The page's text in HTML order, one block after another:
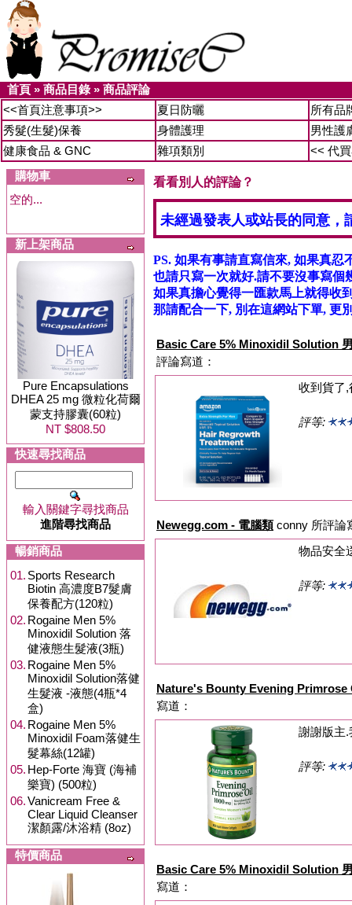
首頁 » 商品目錄» 商品評論
<<首頁注意事項>>
夏日防曬
所有品
秀髮(生髮)保養
身體護理
男性護
健康食品 & GNC
雜項類別
<< 代
購物車
空的...
新上架商品
Pure Encapsulations
DHEA 25 mg 微粒化荷爾
蒙支持膠囊(60粒)
NT $808.50
快速尋找商品
輸入關鍵字尋找商品
進階尋找商品
暢銷商品
01. Sports Research
Biotin 高濃度B7髮膚
保養配方(120粒)
02. Rogaine Men 5%
Minoxidil Solution 落
健液態生髮液(3瓶)
03. Rogaine Men 5%
Minoxidil Solution落健
生髮液 -液態(4瓶*4
盒)
04. Rogaine Men 5%
Minoxidil Foam落健生
髮幕絲(12罐)
05. Hep-Forte 海寶 (海補
樂寶) (500粒)
06.Vanicream Free &
Clear Liquid Cleanser
潔顏露/沐浴精 (8oz)
特價商品
看看別人的評論？
未經過發表人或站長的同意，
PS. 如果有事請直寫信來, 如果真忍
也請只寫一次就好.請不要沒事寫個
如果真擔心覺得一匯款馬上就得收
那請配合一下, 別在這網站下單, 更
Basic Care 5% Minoxidil Solution
評論寫道：
收到貨了,
評等:
Newegg.com - 電腦類 conny 所評論
物品安全
評等:
Nature's Bounty Evening Primrose
寫道：
謝謝版主
評等:
Basic Care 5% Minoxidil Solution
寫道：